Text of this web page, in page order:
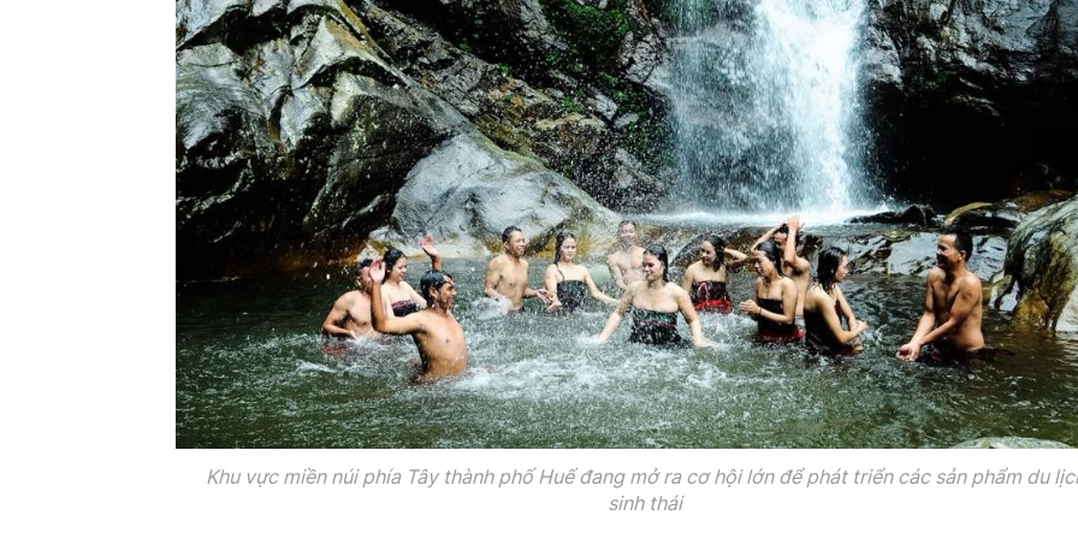
Khu vực miền núi phía Tây thành phố Huế đang mở ra cơ hội lớn để phát triển các sản phẩm du
sinh thái